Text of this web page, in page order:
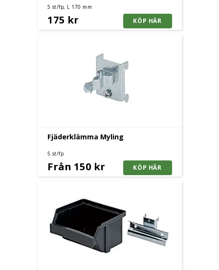
5 st/fp, L 170 mm
175 kr
Fjäderklämma Myling
5 st/fp
Från 150 kr